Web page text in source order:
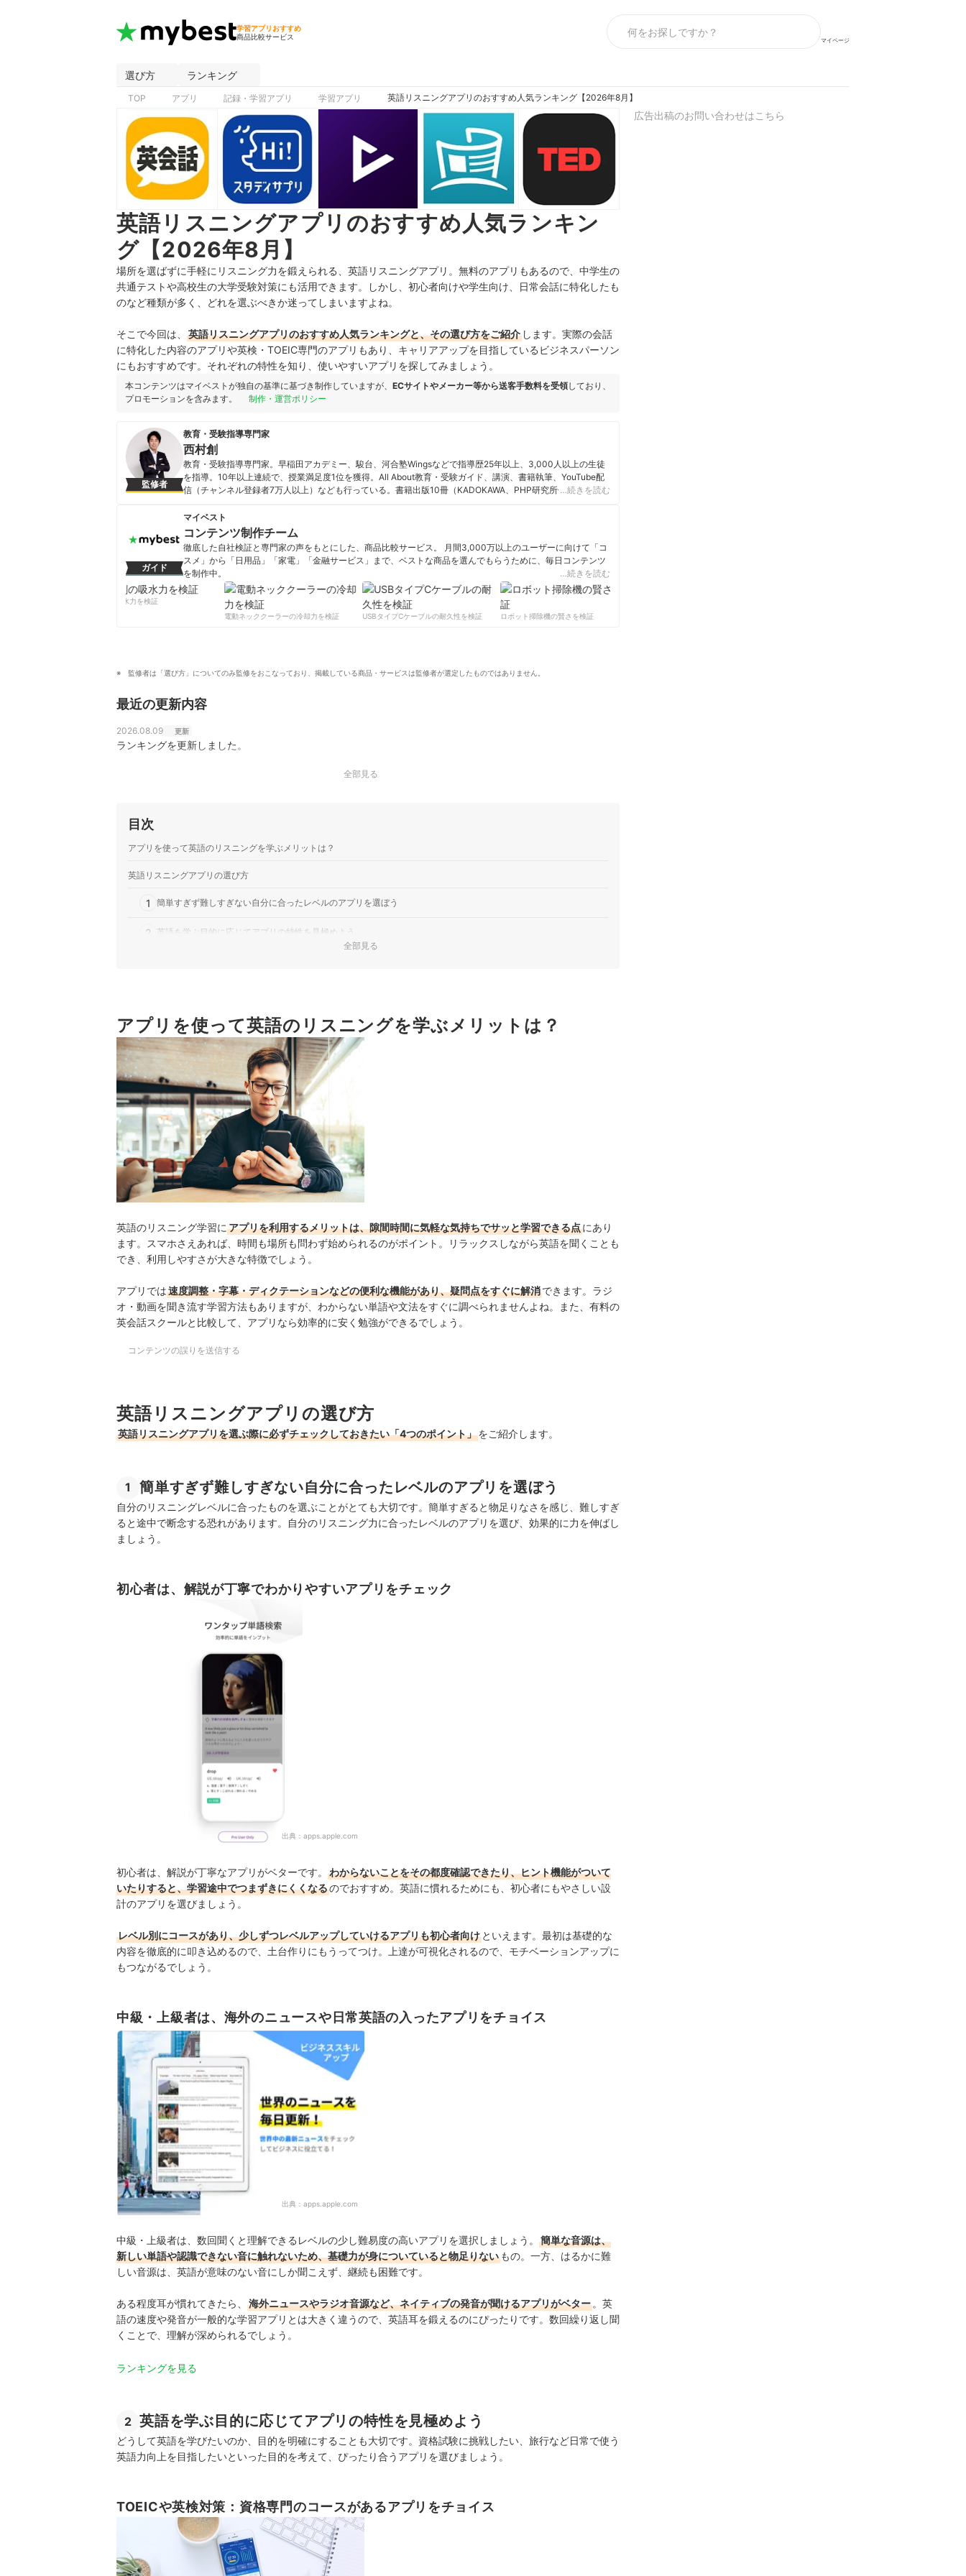
学習アプリおすすめ
商品比較サービス
マイページ
選び方 ランキング
TOP アプリ 記録・学習アプリ 学習アプリ 英語リスニングアプリのおすすめ人気ランキング【2026年8月】
英語リスニングアプリのおすすめ人気ランキン
グ【2026年8月】
場所を選ばずに手軽にリスニング力を鍛えられる、英語リスニングアプリ。無料のアプリもあるので、中学生の
共通テストや高校生の大学受験対策にも活用できます。しかし、初心者向けや学生向け、日常会話に特化したも
のなど種類が多く、どれを選ぶべきか迷ってしまいますよね。
そこで今回は、 英語リスニングアプリのおすすめ人気ランキングと、その選び方をご紹介 します。 実際の会話
に特化した内容のアプリや英検・TOEIC専門のアプリもあり、キャリアアップを目指しているビジネスパーソン
にもおすすめです。それぞれの特性を知り、使いやすいアプリを探してみましょう。
本コンテンツはマイベストが独自の基準に基づき制作していますが、 ECサイトやメーカー等から送客手数料を受領しており、
プロモーションを含みます。
制作・運営ポリシー
監修者
教育・受験指導専門家
西村創
教育・受験指導専門家。早稲田アカデミー、駿台、河合塾Wingsなどで指導歴25年以上、3,000人以上の生徒
を指導。10年以上連続で、授業満足度1位を獲得。All About教育・受験ガイド、講演、書籍執筆、YouTube配
信（チャンネル登録者7万人以上）なども行っている。書籍出版10冊（KADOKAWA、PHP研究所他）はすべて
西村創のプロフィール
…続きを読む
ガイド
マイベスト
コンテンツ制作チーム
徹底した自社検証と専門家の声をもとにした、商品比較サービス。 月間3,000万以上のユーザーに向けて「コ
スメ」から「日用品」「家電」「金融サービス」まで、ベストな商品を選んでもらうために、毎日コンテンツ
を制作中。
コンテンツ制作チームのプロフィール
…続きを読む
柔軟剤の吸水力を検証
電動ネッククーラーの冷却力を検証
USBタイプCケーブルの耐久性を検証 ロボット掃除機の賢さを検証
監修者は「選び方」についてのみ監修をおこなっており、掲載している商品・サービスは監修者が選定したものではありません。
最近の更新内容
2026.08.09 更新
ランキングを更新しました。
全部見る
目次
アプリを使って英語のリスニングを学ぶメリットは？
英語リスニングアプリの選び方
1 簡単すぎず難しすぎない自分に合ったレベルのアプリを選ぼう
2 英語を学ぶ目的に応じてアプリの特性を見極めよう
英語リスニングアプリ全23選おすすめ人気ランキング
リスニング以外の英語力もアプリで身につけよう
全部見る
アプリを使って英語のリスニングを学ぶメリットは？
英語のリスニング学習にアプリを利用するメリットは、隙間時間に気軽な気持ちでサッと学習できる点にあり
ます。スマホさえあれば、時間も場所も問わず始められるのがポイント。リラックスしながら英語を聞くことも
でき、利用しやすさが大きな特徴でしょう。
アプリでは速度調整・字幕・ディクテーションなどの便利な機能があり、疑問点をすぐに解消できます。ラジ
オ・動画を聞き流す学習方法もありますが、わからない単語や文法をすぐに調べられませんよね。また、有料の
英会話スクールと比較して、アプリなら効率的に安く勉強ができるでしょう。
コンテンツの誤りを送信する
英語リスニングアプリの選び方
英語リスニングアプリを選ぶ際に必ずチェックしておきたい「4つのポイント」をご紹介します。
1 簡単すぎず難しすぎない自分に合ったレベルのアプリを選ぼう
自分のリスニングレベルに合ったものを選ぶことがとても大切です。簡単すぎると物足りなさを感じ、難しすぎ
ると途中で断念する恐れがあります。自分のリスニング力に合ったレベルのアプリを選び、効果的に力を伸ばし
ましょう。
初心者は、解説が丁寧でわかりやすいアプリをチェック
出典： apps.apple.com
初心者は、解説が丁寧なアプリがベターです。
わからないことをその都度確認できたり、ヒント機能がついて
いたりすると、学習途中でつまずきにくくなるのでおすすめ。英語に慣れるためにも、初心者にもやさしい設
計のアプリを選びましょう。
レベル別にコースがあり、少しずつレベルアップしていけるアプリも初心者向け といえます。最初は基礎的な
内容を徹底的に叩き込めるので、土台作りにもうってつけ。上達が可視化されるので、モチベーションアップに
もつながるでしょう。
中級・上級者は、海外のニュースや日常英語の入ったアプリをチョイス
出典： apps.apple.com
中級・上級者は、数回聞くと理解できるレベルの少し難易度の高いアプリを選択しましょう。
簡単な音源は、
新しい単語や認識できない音に触れないため、基礎力が身についていると物足りない もの。一方、はるかに難
しい音源は、英語が意味のない音にしか聞こえず、継続も困難です。
ある程度耳が慣れてきたら、 海外ニュースやラジオ音源など、ネイティブの発音が聞けるアプリがベター 。英
語の速度や発音が一般的な学習アプリとは大きく違うので、英語耳を鍛えるのにぴったりです。数回繰り返し聞
くことで、理解が深められるでしょう。
ランキングを見る
2 英語を学ぶ目的に応じてアプリの特性を見極めよう
どうして英語を学びたいのか、目的を明確にすることも大切です。資格試験に挑戦したい、旅行など日常で使う
英語力向上を目指したいといった目的を考えて、ぴったり合うアプリを選びましょう。
TOEICや英検対策：資格専門のコースがあるアプリをチョイス
広告出稿のお問い合わせはこちら